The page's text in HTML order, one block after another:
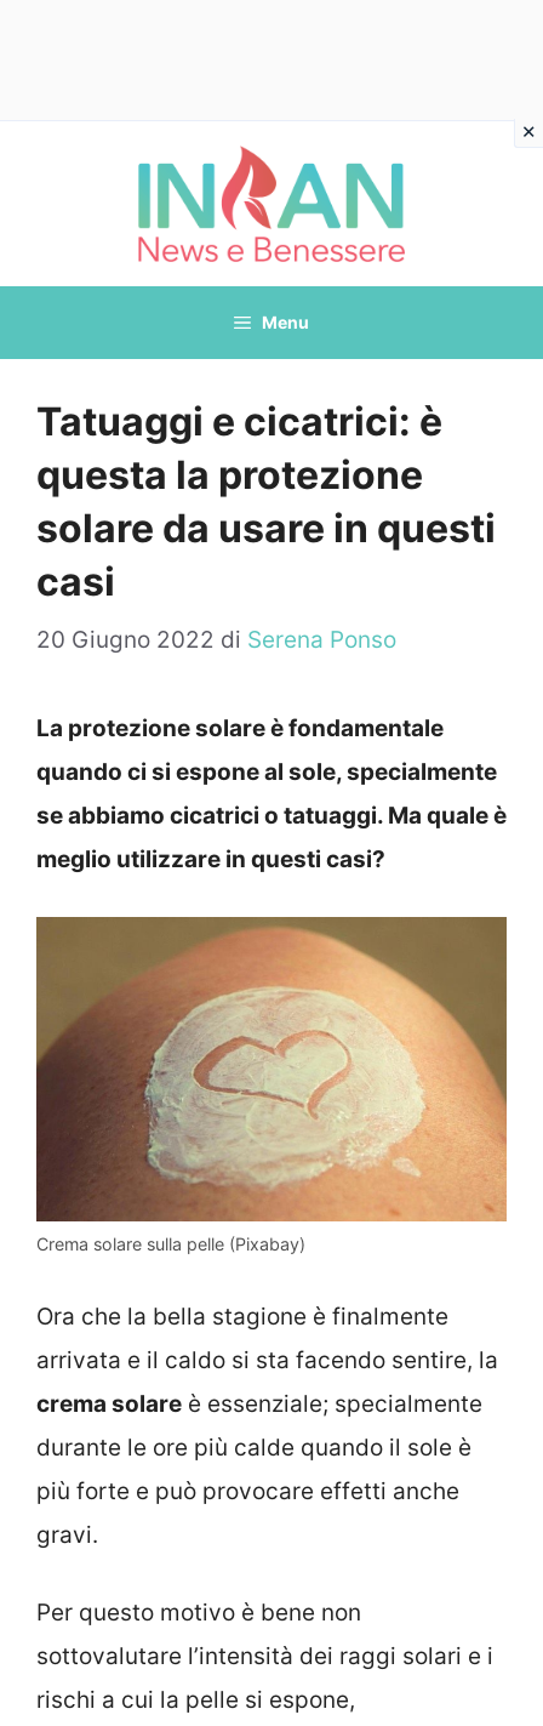
Menu
Tatuaggi e cicatrici: è
questa la protezione
solare da usare in questi
casi
20 Giugno 2022 di Serena Ponso
La protezione solare è fondamentale
quando ci si espone al sole, specialmente
se abbiamo cicatrici o tatuaggi. Ma quale è
meglio utilizzare in questi casi?
Crema solare sulla pelle (Pixabay)
Ora che la bella stagione è finalmente
arrivata e il caldo si sta facendo sentire, la
crema solare è essenziale; specialmente
durante le ore più calde quando il sole è
più forte e può provocare effetti anche
gravi.
Per questo motivo è bene non
sottovalutare l’intensità dei raggi solari e i
rischi a cui la pelle si espone,